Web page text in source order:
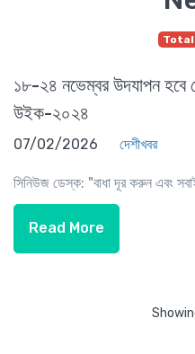
Total
১৮-২৪ নভেম্বর উদযাপন হবে
উইক-২০২৪
07/02/2026 দেশীখবর
সিনিউজ ডেস্ক: "বাধা দূর করুন এবং
Read More